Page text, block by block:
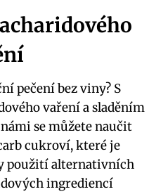
pečení bez⁣ viny? S
vaření a sladěním
se‍ můžete naučit
⁢cukroví, které je
použití alternativních
ingrediencí